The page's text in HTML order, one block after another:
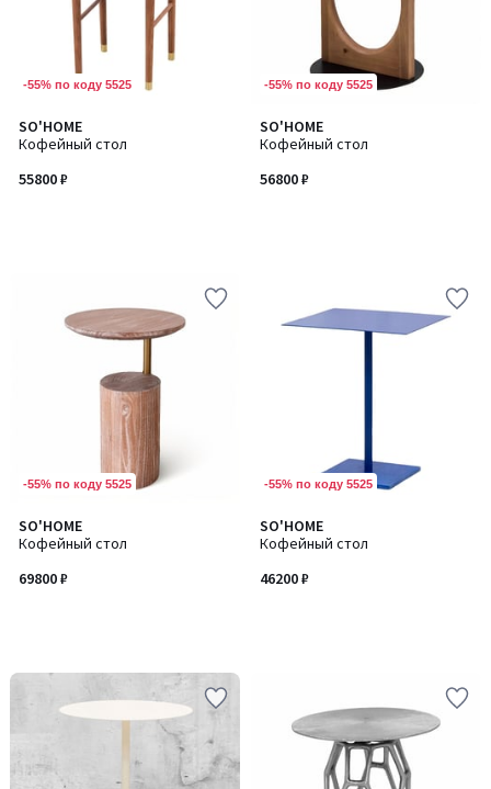
-55% по коду 5525
SO'HOME
Кофейный стол
55800 ₽
-55% по коду 5525
SO'HOME
Кофейный стол
56800 ₽
-55% по коду 5525
SO'HOME
Кофейный стол
69800 ₽
-55% по коду 5525
SO'HOME
Кофейный стол
46200 ₽